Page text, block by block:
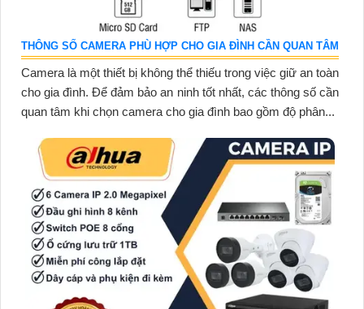
THÔNG SỐ CAMERA PHÙ HỢP CHO GIA ĐÌNH CẦN QUAN TÂM
Camera là một thiết bị không thể thiếu trong việc giữ an toàn
cho gia đình. Để đảm bảo an ninh tốt nhất, các thông số cần
quan tâm khi chọn camera cho gia đình bao gồm độ phân...